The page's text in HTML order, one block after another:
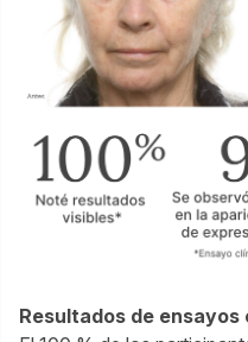
Resultados de ensayos